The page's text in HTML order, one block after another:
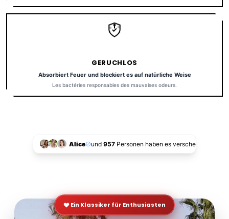
GERUCHLOS
Absorbiert Feuer und blockiert es auf natürliche Weise
Les bactéries responsables des mauvaises odeurs.
Alice und 957 Personen haben es verschenkt!
Ein Klassiker für Enthusiasten